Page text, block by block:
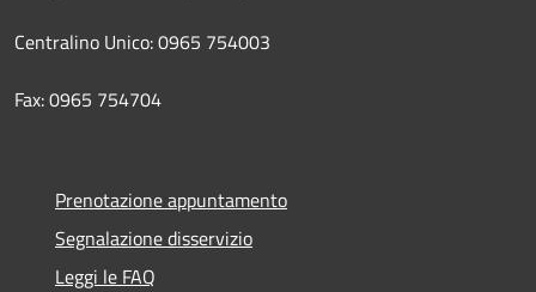
Centralino Unico: 0965 754003
Fax: 0965 754704
Prenotazione appuntamento
Segnalazione disservizio
Leggi le FAQ